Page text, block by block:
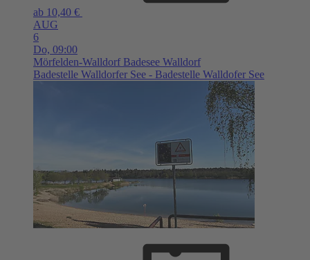
ab 10,40 €
AUG
6
Do, 09:00
Mörfelden-Walldorf Badesee Walldorf
Badestelle Walldorfer See - Badestelle Walldofer See